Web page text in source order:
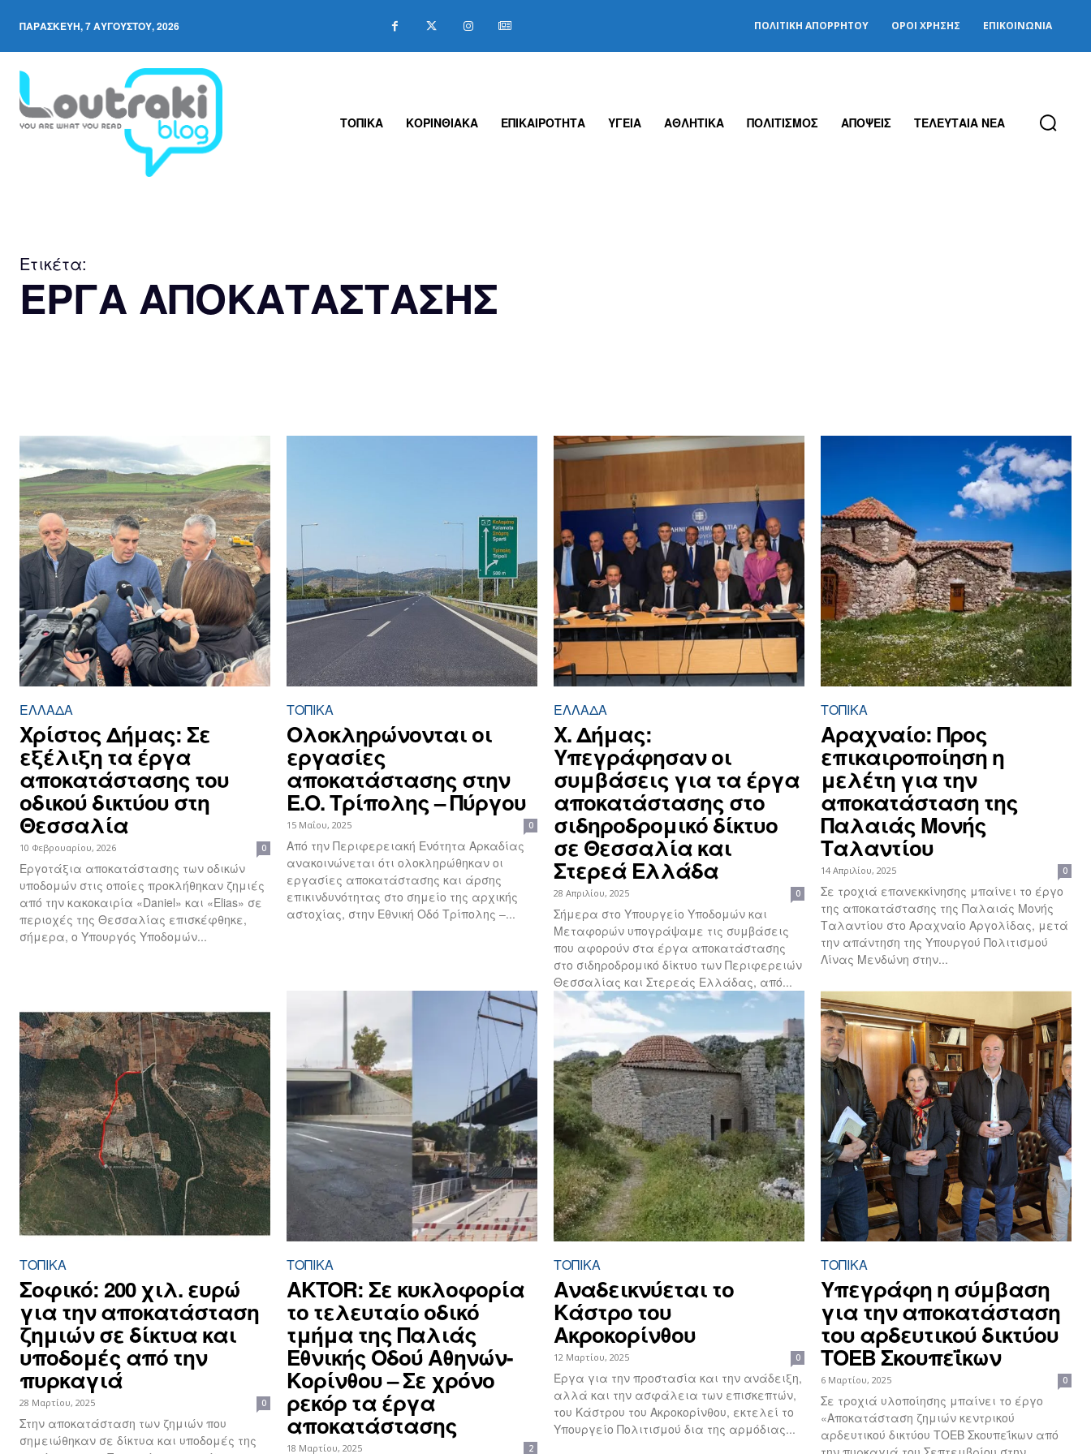
ΠΑΡΑΣΚΕΥΉ, 7 ΑΥΓΟΎΣΤΟΥ, 2026 ΠΟΛΙΤΙΚΉ ΑΠΟΡΡΉΤΟΥ ΌΡΟΙ ΧΡΉΣΗΣ ΕΠΙΚΟΙΝΩΝΊΑ
ΤΟΠΙΚΑ ΚΟΡΙΝΘΙΑΚΑ ΕΠΙΚΑΙΡΟΤΗΤΑ ΥΓΕΙΑ ΑΘΛΗΤΙΚΑ ΠΟΛΙΤΙΣΜΟΣ ΑΠΟΨΕΙΣ ΤΕΛΕΥΤΑΙΑ ΝΕΑ
Ετικέτα:
ΕΡΓΑ ΑΠΟΚΑΤΑΣΤΑΣΗΣ
ΕΛΛΆΔΑ
Χρίστος Δήμας: Σε
εξέλιξη τα έργα
αποκατάστασης του
οδικού δικτύου στη
Θεσσαλία
10 Φεβρουαρίου, 2026 0
Εργοτάξια αποκατάστασης των οδικών
υποδομών στις οποίες προκλήθηκαν ζημιές
από την κακοκαιρία «Daniel» και «Elias» σε
περιοχές της Θεσσαλίας επισκέφθηκε,
σήμερα, ο Υπουργός Υποδομών...
ΤΟΠΙΚΑ
Ολοκληρώνονται οι
εργασίες
αποκατάστασης στην
Ε.Ο. Τρίπολης – Πύργου
15 Μαΐου, 2025 0
Από την Περιφερειακή Ενότητα Αρκαδίας
ανακοινώνεται ότι ολοκληρώθηκαν οι
εργασίες αποκατάστασης και άρσης
επικινδυνότητας στο σημείο της αρχικής
αστοχίας, στην Εθνική Οδό Τρίπολης –...
ΕΛΛΆΔΑ
Χ. Δήμας:
Υπεγράφησαν οι
συμβάσεις για τα έργα
αποκατάστασης στο
σιδηροδρομικό δίκτυο
σε Θεσσαλία και
Στερεά Ελλάδα
28 Απριλίου, 2025 0
Σήμερα στο Υπουργείο Υποδομών και
Μεταφορών υπογράψαμε τις συμβάσεις
που αφορούν στα έργα αποκατάστασης
στο σιδηροδρομικό δίκτυο των Περιφερειών
Θεσσαλίας και Στερεάς Ελλάδας, από...
ΤΟΠΙΚΑ
Αραχναίο: Προς
επικαιροποίηση η
μελέτη για την
αποκατάσταση της
Παλαιάς Μονής
Ταλαντίου
14 Απριλίου, 2025 0
Σε τροχιά επανεκκίνησης μπαίνει το έργο
της αποκατάστασης της Παλαιάς Μονής
Ταλαντίου στο Αραχναίο Αργολίδας, μετά
την απάντηση της Υπουργού Πολιτισμού
Λίνας Μενδώνη στην...
ΤΟΠΙΚΑ
Σοφικό: 200 χιλ. ευρώ
για την αποκατάσταση
ζημιών σε δίκτυα και
υποδομές από την
πυρκαγιά
28 Μαρτίου, 2025 0
Στην αποκατάσταση των ζημιών που
σημειώθηκαν σε δίκτυα και υποδομές της
ΤΟΠΙΚΑ
AKTOR: Σε κυκλοφορία
το τελευταίο οδικό
τμήμα της Παλιάς
Εθνικής Οδού Αθηνών-
Κορίνθου – Σε χρόνο
ρεκόρ τα έργα
αποκατάστασης
18 Μαρτίου, 2025 2
ΤΟΠΙΚΑ
Αναδεικνύεται το
Κάστρο του
Ακροκορίνθου
12 Μαρτίου, 2025 0
Έργα για την προστασία και την ανάδειξη,
αλλά και την ασφάλεια των επισκεπτών,
του Κάστρου του Ακροκορίνθου, εκτελεί το
Υπουργείο Πολιτισμού δια της αρμόδιας...
ΤΟΠΙΚΑ
Υπεγράφη η σύμβαση
για την αποκατάσταση
του αρδευτικού δικτύου
ΤΟΕΒ Σκουπεΐκων
6 Μαρτίου, 2025 0
Σε τροχιά υλοποίησης μπαίνει το έργο
«Αποκατάσταση ζημιών κεντρικού
αρδευτικού δικτύου ΤΟΕΒ Σκουπεΐκων από